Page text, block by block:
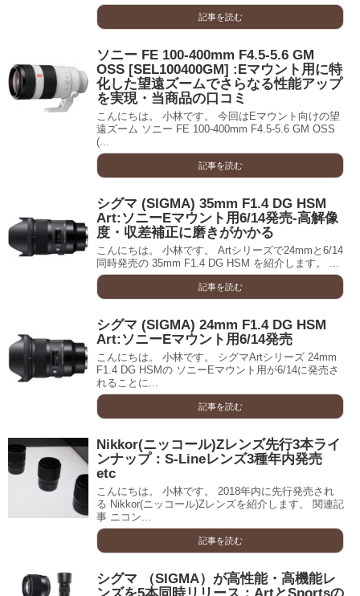
記事を読む
ソニー FE 100-400mm F4.5-5.6 GM
OSS [SEL100400GM] :Eマウント用に特
化した望遠ズームでさらなる性能アップ
を実現・当商品の口コミ
こんにちは。 小林です。 今回はEマウント向けの望
遠ズーム ソニー FE 100-400mm F4.5-5.6 GM OSS
(...
記事を読む
シグマ (SIGMA) 35mm F1.4 DG HSM
Art:ソニーEマウント用6/14発売-高解像
度・収差補正に磨きがかかる
こんにちは。 小林です。 Artシリーズで24mmと6/14
同時発売の 35mm F1.4 DG HSM を紹介します。 ...
記事を読む
シグマ (SIGMA) 24mm F1.4 DG HSM
Art:ソニーEマウント用6/14発売
こんにちは。 小林です。 シグマArtシリーズ 24mm
F1.4 DG HSMの ソニーEマウント用が6/14に発売さ
れることに...
記事を読む
Nikkor(ニッコール)Zレンズ先行3本ライ
ンナップ：S-Lineレンズ3種年内発売
etc
こんにちは。 小林です。 2018年内に先行発売され
る Nikkor(ニッコール)Zレンズを紹介します。 関連記
事 ニコン...
記事を読む
シグマ （SIGMA）が高性能・高機能レ